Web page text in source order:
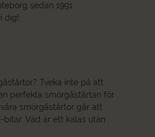
sedan 1991.
dig!
Tveka inte på att
perfekta smörgåstårtan för
smörgåstårtor går att
bitar. Vad är ett kalas utan